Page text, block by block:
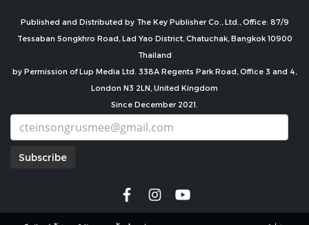
Published and Distributed by The Key Publisher Co., Ltd., Office: 87/9
Tessaban Songkhro Road, Lad Yao District, Chatuchak, Bangkok 10900
Thailand
by Permission of Lup Media Ltd. 338A Regents Park Road, Office 3 and 4,
London N3 2LN, United Kingdom
Since December 2021.
Subscribe